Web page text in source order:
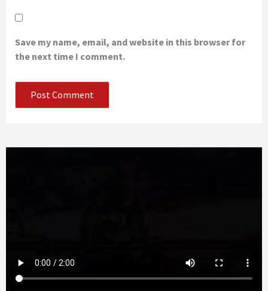
Save my name, email, and website in this browser for
the next time I comment.